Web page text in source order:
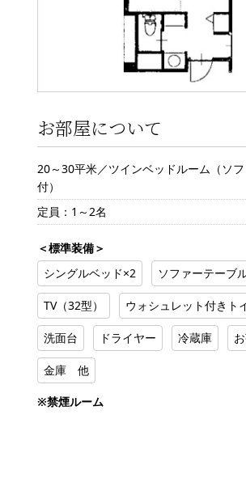
お部屋について
20～30平米／ツインベッドルーム（ソ
付）
定員：1～2名
＜標準装備＞
シングルベッド×2
ソファーテーブ
TV（32型） ウォシュレット付きト
洗面台 ドライヤー 冷蔵庫
金庫 他
※禁煙ルーム